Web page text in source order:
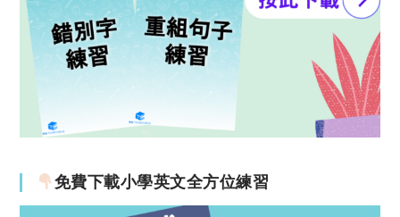
免費下載小學英文全方位練習